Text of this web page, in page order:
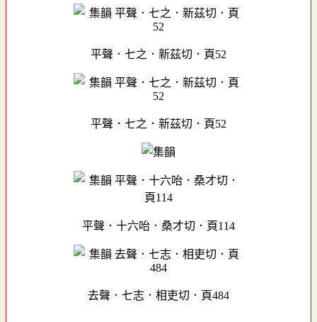
平聲．七之．新茲切．頁52
平聲．七之．新茲切．頁52
平聲．十六咍．桑才切．頁114
去聲．七志．相吏切．頁484